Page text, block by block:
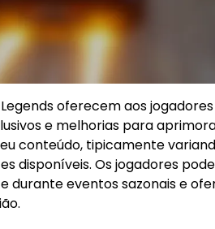
oferecem aos
e melhorias para
conteúdo, tipicamente
disponíveis. Os jogadores
durante eventos sazonais e